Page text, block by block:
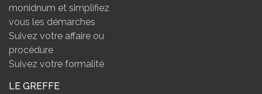
monidnum et simplifiez
vous les démarches
Suivez votre affaire ou
procédure
Suivez votre formalité
LE GREFFE